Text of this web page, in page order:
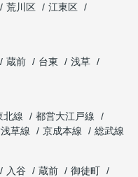
荒川区
江東区
蔵前 台東
浅草
北線
都営大江戸線
草線 京成本線
総武線
入谷 蔵前
御徒町